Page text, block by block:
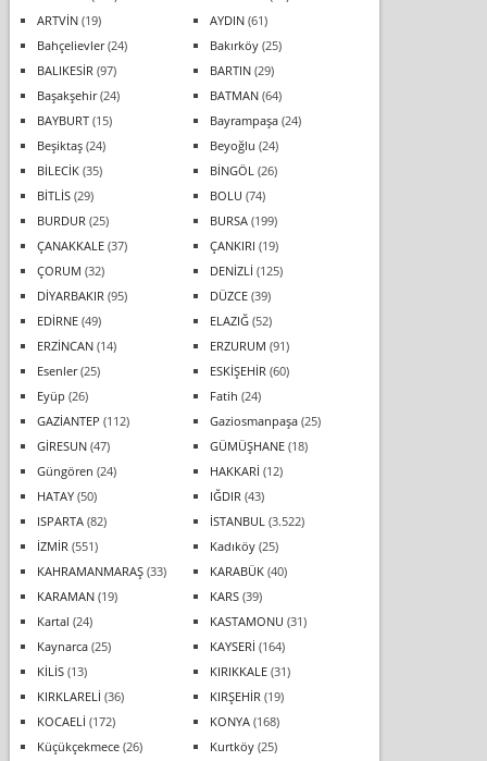
ARTVİN(19) AYDIN(61)
Bahçelievler(24) Bakırköy(25)
BALIKESİR (97) BARTIN(29)
Başakşehir(24) BATMAN(64)
BAYBURT(15) Bayrampaşa(24)
Beşiktaş(24) Beyoğlu (24)
BİLECİK(35) BİNGÖL (26)
BİTLİS(29) BOLU (74)
BURDUR (25) BURSA(199)
ÇANAKKALE(37) ÇANKIRI (19)
ÇORUM (32) DENİZLİ (125)
DİYARBAKIR (95) DÜZCE(39)
EDİRNE(49) ELAZIĞ(52)
ERZİNCAN(14) ERZURUM (91)
Esenler(25) ESKİŞEHİR (60)
Eyüp (26) Fatih (24)
GAZİANTEP (112) Gaziosmanpaşa(25)
GİRESUN(47) GÜMÜŞHANE(18)
Güngören (24) HAKKARİ (12)
HATAY(50) IĞDIR (43)
ISPARTA(82) İSTANBUL (3.522)
İZMİR (551) Kadıköy(25)
KAHRAMANMARAŞ(33) KARABÜK(40)
KARAMAN(19) KARS(39)
Kartal (24) KASTAMONU (31)
Kaynarca(25) KAYSERİ (164)
KİLİS(13) KIRIKKALE(31)
KIRKLARELİ (36) KIRŞEHİR (19)
KOCAELİ (172) KONYA(168)
Küçükçekmece(26) Kurtköy(25)